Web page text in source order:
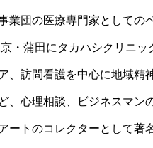
業団の医療専門家としての
・蒲田にタカハシクリニッ
、訪問看護を中心に地域精
、心理相談、ビジネスマン
ートのコレクターとして著